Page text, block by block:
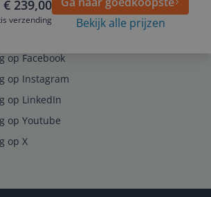
€ 239,00
verzending
Bekijk alle prijzen
op Facebook
op Instagram
op LinkedIn
op Youtube
op X